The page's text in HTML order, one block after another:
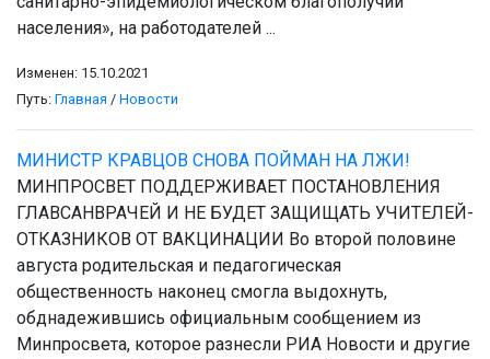
населения», на работодателей ...
Изменен: 15.10.2021
Путь: Главная / Новости
МИНИСТР КРАВЦОВ СНОВА ПОЙМАН НА ЛЖИ!
МИНПРОСВЕТ ПОДДЕРЖИВАЕТ ПОСТАНОВЛЕНИЯ
ГЛАВСАНВРАЧЕЙ И НЕ БУДЕТ ЗАЩИЩАТЬ УЧИТЕЛЕЙ-
ОТКАЗНИКОВ ОТ ВАКЦИНАЦИИ Во второй половине
августа родительская и педагогическая
общественность наконец смогла выдохнуть,
обднадежившись официальным сообщением из
Минпросвета, которое разнесли РИА Новости и другие